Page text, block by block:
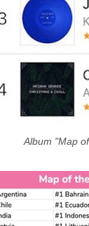
Album "Map